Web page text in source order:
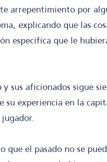
arrepentimiento por
explicando que las
específica que le
sus aficionados sigue
experiencia en la
el pasado no se